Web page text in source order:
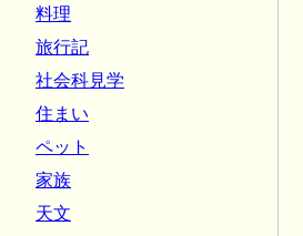
料理
旅行記
社会科見学
住まい
ペット
家族
天文